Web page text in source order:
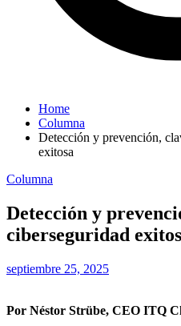
Home
Columna
Detección y prevención,
exitosa
Columna
Detección y
ciberseguridad
septiembre 25, 2025
Por Néstor Strübe, CEO ITQ